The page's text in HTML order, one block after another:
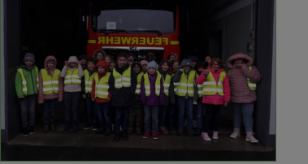
Weiterlesen